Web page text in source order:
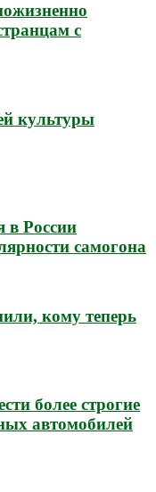
с
культуры
в России
самогона
кому теперь
более строгие
автомобилей